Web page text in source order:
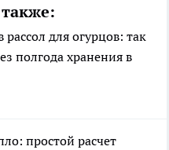
для огурцов: так
полгода хранения в
простой расчет